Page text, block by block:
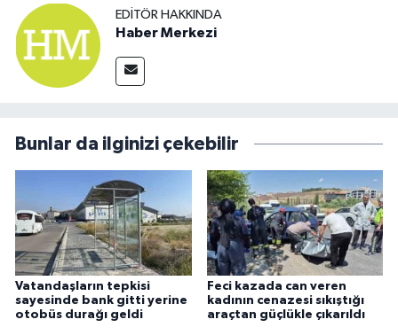
EDITÖR HAKKINDA
Haber Merkezi
Bunlar da ilginizi çekebilir
Vatandaşların tepkisi
sayesinde bank gitti yerine
otobüs durağı geldi
Feci kazada can veren
kadının cenazesi sıkıştığı
araçtan güçlükle çıkarıldı